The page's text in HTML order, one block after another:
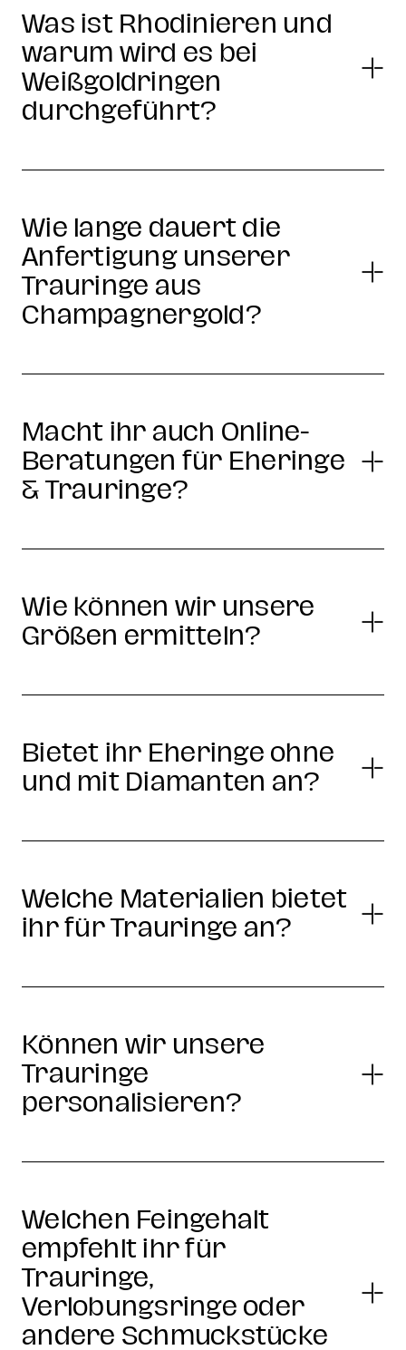
Was ist Rhodinieren und
warum wird es bei
Weißgoldringen
durchgeführt?
Wie lange dauert die
Anfertigung unserer
Trauringe aus
Champagnergold?
Macht ihr auch Online-
Beratungen für Eheringe
& Trauringe?
Wie können wir unsere
Größen ermitteln?
Bietet ihr Eheringe ohne
und mit Diamanten an?
Welche Materialien bietet
ihr für Trauringe an?
Können wir unsere
Trauringe
personalisieren?
Welchen Feingehalt
empfehlt ihr für
Trauringe,
Verlobungsringe oder
andere Schmuckstücke